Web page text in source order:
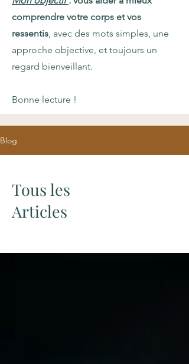
comprendre votre corps et vos
ressentis, avec des mots simples, une
approche objective, et toujours un
regard bienveillant.
Bonne lecture !
Blog
Tous les
Articles